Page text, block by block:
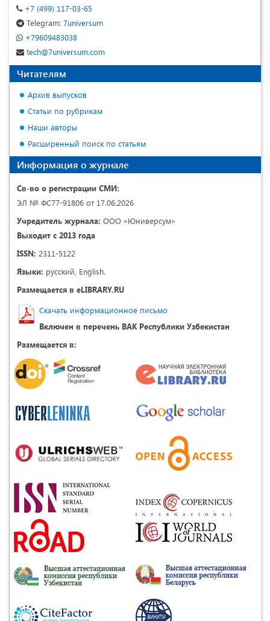
+7 (499) 117-03-65
Telegram: 7universum
+79609483038
tech@7universum.com
Читателям
Архив выпусков
Статьи по рубрикам
Наши авторы
Расширенный поиск по статьям
Информация о журнале
Св-во о регистрации СМИ:
ЭЛ № ФС77-91806 от 17.06.2026
Учредитель журнала: ООО «Юниверсум»
Выходит с 2013 года
ISSN: 2311-5122
Языки: русский, English.
Размещается в eLIBRARY.RU
Скачать информационное письмо
Включен в перечень ВАК Республики Узбекистан
Размещается в: